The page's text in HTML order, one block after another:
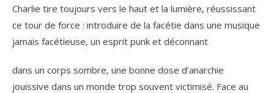
Charlie tire toujours vers le haut et la lumière, réussissant
ce tour de force : introduire de la facétie dans une musique
jamais facétieuse, un esprit punk et déconnant
dans un corps sombre, une bonne dose d’anarchie
jouissive dans un monde trop souvent victimisé. Face au